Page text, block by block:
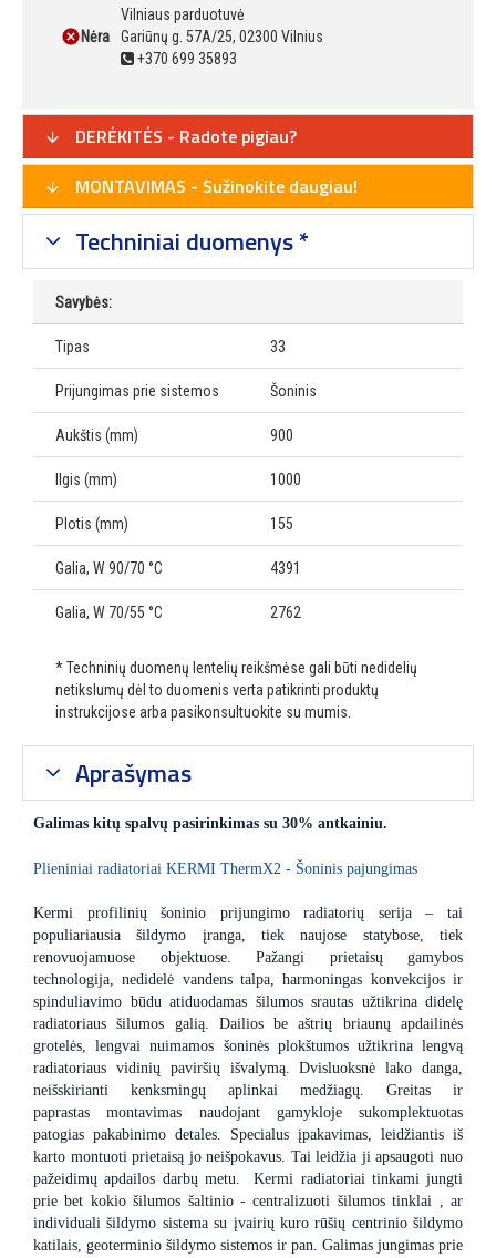
Nėra
Vilniaus parduotuvė
Gariūnų g. 57A/25, 02300 Vilnius
+370 699 35893
DERĖKITĖS - Radote pigiau?
MONTAVIMAS - Sužinokite daugiau!
Techniniai duomenys *
Savybės:
Tipas 33
Prijungimas prie sistemos Šoninis
Aukštis (mm) 900
Ilgis (mm) 1000
Plotis (mm) 155
Galia, W 90/70 °C 4391
Galia, W 70/55 °C 2762
* Techninių duomenų lentelių reikšmėse gali būti nedidelių
netikslumų dėl to duomenis verta patikrinti produktų
instrukcijose arba pasikonsultuokite su mumis.
Aprašymas
Galimas kitų spalvų pasirinkimas su 30% antkainiu.
Plieniniai radiatoriai KERMI ThermX2 - Šoninis pajungimas
Kermi profilinių šoninio prijungimo radiatorių serija – tai
populiariausia šildymo įranga, tiek naujose statybose, tiek
renovuojamuose objektuose. Pažangi prietaisų gamybos
technologija, nedidelė vandens talpa, harmoningas konvekcijos ir
spinduliavimo būdu atiduodamas šilumos srautas užtikrina didelę
radiatoriaus šilumos galią. Dailios be aštrių briaunų apdailinės
grotelės, lengvai nuimamos šoninės plokštumos užtikrina lengvą
radiatoriaus vidinių paviršių išvalymą. Dvisluoksnė lako danga,
neišskirianti kenksmingų aplinkai medžiagų. Greitas ir
paprastas montavimas naudojant gamykloje sukomplektuotas
patogias pakabinimo detales. Specialus įpakavimas, leidžiantis iš
karto montuoti prietaisą jo neišpokavus. Tai leidžia ji apsaugoti nuo
pažeidimų apdailos darbų metu. Kermi radiatoriai tinkami jungti
prie bet kokio šilumos šaltinio - centralizuoti šilumos tinklai , ar
individuali šildymo sistema su įvairių kuro rūšių centrinio šildymo
katilais, geoterminio šildymo sistemos ir pan. Galimas jungimas prie